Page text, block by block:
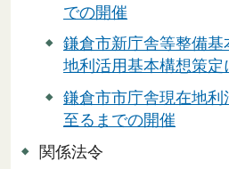
での開催
鎌倉市新庁舎等整備
地利活用基本構想策
鎌倉市市庁舎現在地
至るまでの開催
関係法令